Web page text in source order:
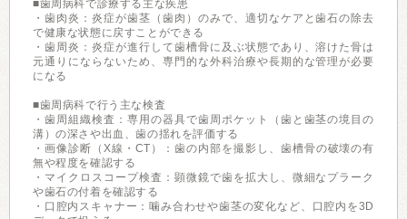
■歯周病科で診療する主な疾患
・歯肉炎：炎症が歯茎（歯肉）のみで、適切なケアと歯石の除去
で健康な状態に戻すことができる
・歯周炎：炎症が進行して歯槽骨に及ぶ状態であり、溶けた骨は
元通りにならないため、専門的な外科治療や長期的な管理が必要
になる
■歯周病科で行う主な検査
・歯周組織検査：専用の器具で歯周ポケット（歯と歯茎の境目の
溝）の深さや出血、歯の揺れを評価する
・画像診断（X線・CT）：歯の内部を撮影し、歯槽骨の破壊の有
無や程度を確認する
・マイクロスコープ検査：顕微鏡で歯を拡大し、微細なプラーク
や歯石の付着を確認する
・口腔内スキャナー：噛み合わせや歯茎の変化など、口腔内を3D